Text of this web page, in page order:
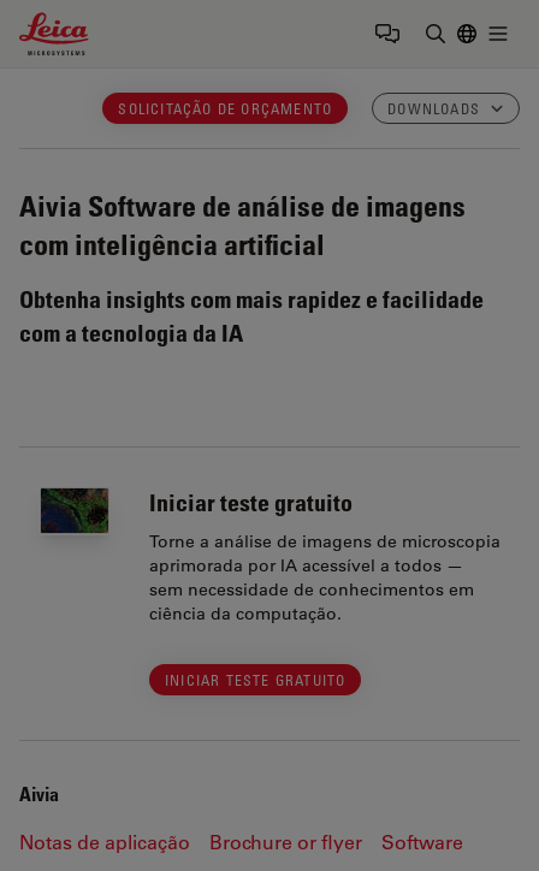
Leica Microsystems Logo
SOLICITAÇÃO DE ORÇAMENTO DOWNLOADS
Aivia Software de análise de imagens
com inteligência artificial
Obtenha insights com mais rapidez e facilidade
com a tecnologia da IA
Iniciar teste gratuito
Torne a análise de imagens de microscopia
aprimorada por IA acessível a todos —
sem necessidade de conhecimentos em
ciência da computação.
INICIAR TESTE GRATUITO
Aivia
Notas de aplicação Brochure or flyer
Software